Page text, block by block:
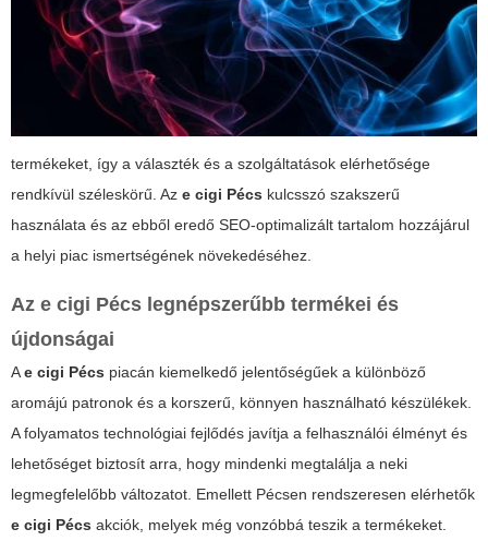
termékeket, így a választék és a szolgáltatások elérhetősége
rendkívül széleskörű. Az e cigi Pécs kulcsszó szakszerű
használata és az ebből eredő SEO-optimalizált tartalom hozzájárul
a helyi piac ismertségének növekedéséhez.
Az e cigi Pécs legnépszerűbb termékei és
újdonságai
Ae cigi Pécs piacán kiemelkedő jelentőségűek a különböző
aromájú patronok és a korszerű, könnyen használható készülékek.
A folyamatos technológiai fejlődés javítja a felhasználói élményt és
lehetőséget biztosít arra, hogy mindenki megtalálja a neki
legmegfelelőbb változatot. Emellett Pécsen rendszeresen elérhetők
e cigi Pécs akciók, melyek még vonzóbbá teszik a termékeket.